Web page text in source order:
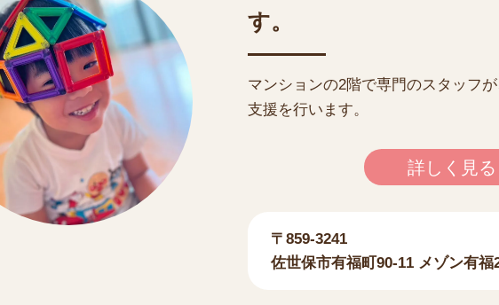
す。
マンションの2階で専門のスタッフ
支援を行います。
詳しく見る
〒859-3241
佐世保市有福町90-11 メゾン有福